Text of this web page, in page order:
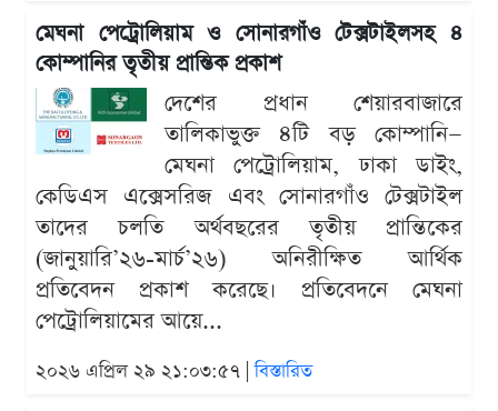
মেঘনা পেট্রোলিয়াম ও সোনারগাঁও টেক্সটাইলসহ ৪
কোম্পানির তৃতীয় প্রান্তিক প্রকাশ
দেশের প্রধান শেয়ারবাজারে
তালিকাভুক্ত ৪টি বড় কোম্পানি—
মেঘনা পেট্রোলিয়াম, ঢাকা ডাইং,
কেডিএস এক্সেসরিজ এবং সোনারগাঁও টেক্সটাইল
তাদের চলতি অর্থবছরের তৃতীয় প্রান্তিকের
(জানুয়ারি’২৬-মার্চ’২৬) অনিরীক্ষিত আর্থিক
প্রতিবেদন প্রকাশ করেছে। প্রতিবেদনে মেঘনা
পেট্রোলিয়ামের আয়ে...
২০২৬ এপ্রিল ২৯ ২১:০৩:৫৭ |বিস্তারিত